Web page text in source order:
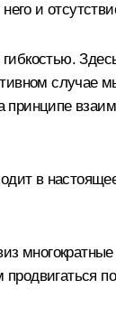
и
случае
принципе
в
многократные